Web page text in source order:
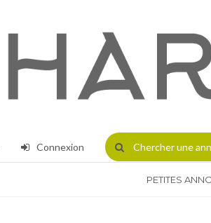
Connexion Chercherune
PETITES